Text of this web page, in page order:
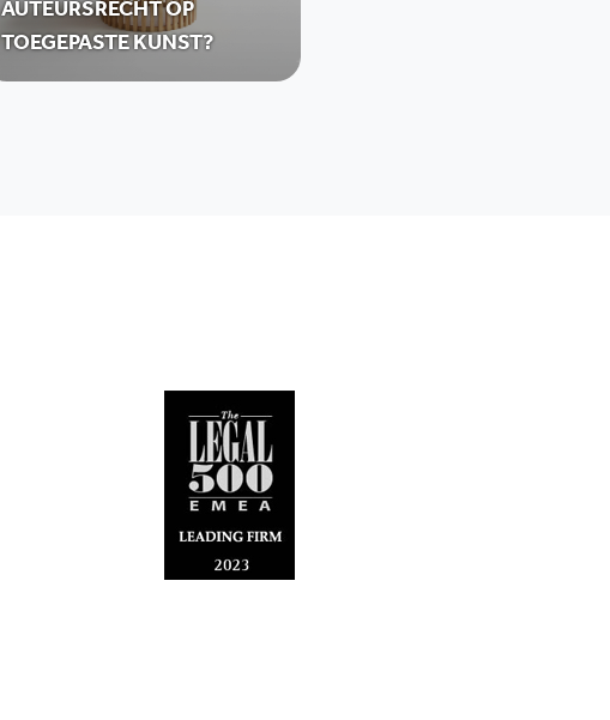
AUTEURSRECHT OP
TOEGEPASTE KUNST?